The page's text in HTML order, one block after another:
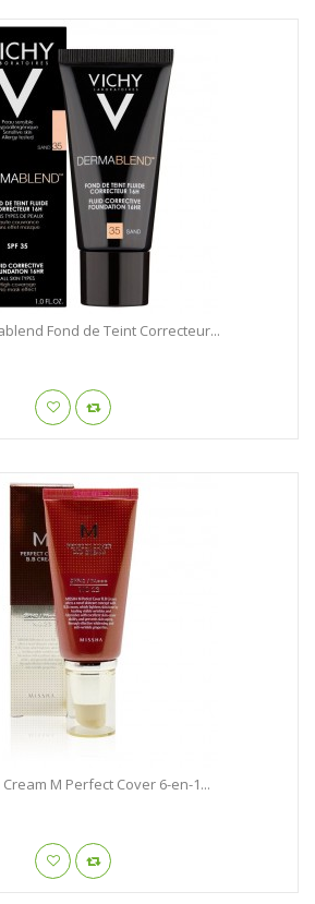
Fond de Teint Correcteur...
M Perfect Cover 6-en-1...